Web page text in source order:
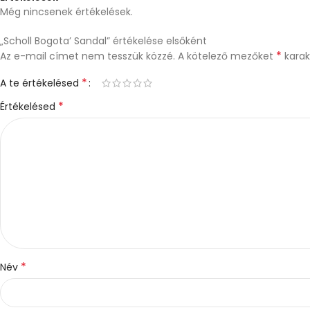
Még nincsenek értékelések.
„Scholl Bogota’ Sandal” értékelése elsőként
Az e-mail címet nem tesszük közzé. A kötelező mezőket *
A te értékelésed *
Értékelésed *
Név *